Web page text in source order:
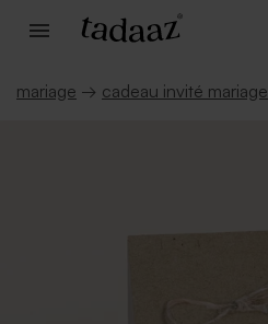
mariage → cadeau invité mariage